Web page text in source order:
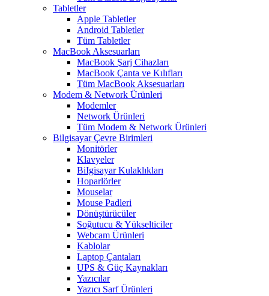
Tabletler
Apple Tabletler
Android Tabletler
Tüm Tabletler
MacBook Aksesuarları
MacBook Şarj Cihazları
MacBook Çanta ve Kılıfları
Tüm MacBook Aksesuarları
Modem & Network Ürünleri
Modemler
Network Ürünleri
Tüm Modem & Network Ürünleri
Bilgisayar Çevre Birimleri
Monitörler
Klavyeler
BiIgisayar Kulaklıkları
Hoparlörler
Mouselar
Mouse Padleri
Dönüştürücüler
Soğutucu & Yükselticiler
Webcam Ürünleri
Kablolar
Laptop Çantaları
UPS & Güç Kaynakları
Yazıcılar
Yazıcı Sarf Ürünleri